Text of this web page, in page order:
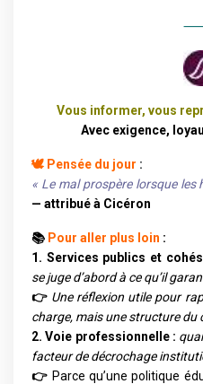
Vous informer, vous
Avec exigence,
🕊️ Pensée du jour :
« Le mal prospère lorsque
— attribué à Cicéron
📚 Pour aller plus loin :
1. Services publics et
se juge d’abord à ce qu’il
👉 Une réflexion utile pour
charge, mais une structure du
2. Voie professionnelle :
facteur de décrochage
👉 Parce qu’une politique